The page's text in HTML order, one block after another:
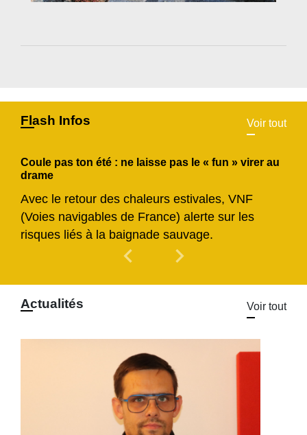
Flash Infos Voir tout
Coule pas ton été : ne laisse pas le « fun » virer au
drame
Avec le retour des chaleurs estivales, VNF
(Voies navigables de France) alerte sur les
risques liés à la baignade sauvage.
chevron_left Previous
chevron_right
Actualités Voir tout